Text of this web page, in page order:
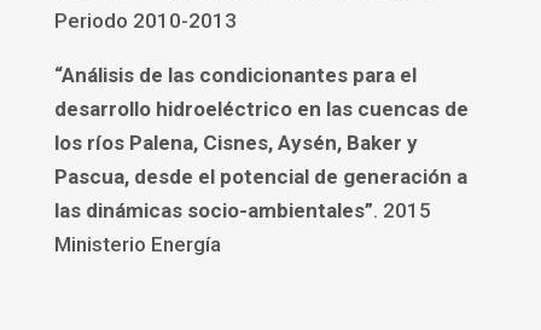
Periodo 2010-2013
“Análisis de las condicionantes para el
desarrollo hidroeléctrico en las cuencas de
los ríos Palena, Cisnes, Aysén, Baker y
Pascua, desde el potencial de generación a
las dinámicas socio-ambientales”. 2015
Ministerio Energía